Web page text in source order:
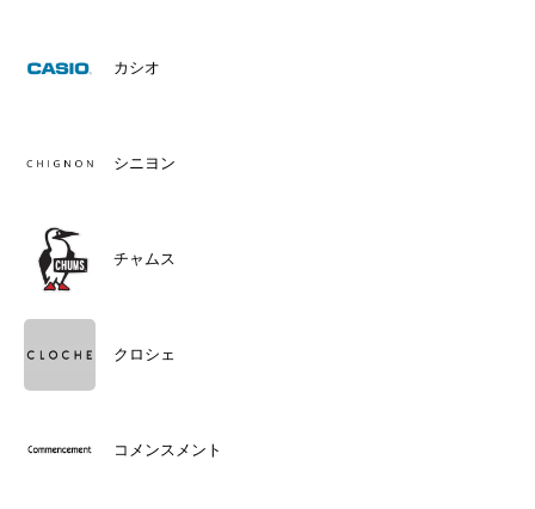
カシオ
シニヨン
チャムス
クロシェ
コメンスメント